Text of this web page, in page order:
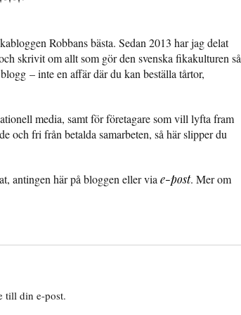
Robbans bästa. Sedan 2013 har jag delat
skrivit om allt som gör den svenska fikakulturen så
– inte en affär där du kan beställa tårtor,
media, samt för företagare som vill lyfta fram
och fri från betalda samarbeten, så här slipper du
antingen här på bloggen eller via e-post. Mer om
till din e-post.